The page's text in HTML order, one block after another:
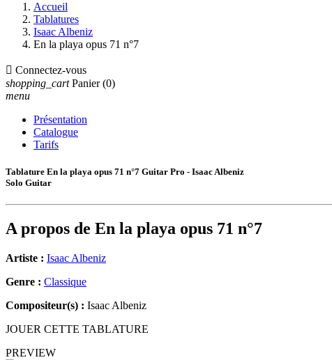
Accueil
Tablatures
Isaac Albeniz
En la playa opus 71 n°7
 Connectez-vous
shopping_cart Panier (0)
menu
Présentation
Catalogue
Tarifs
Tablature En la playa opus 71 n°7 Guitar Pro - Isaac Albeniz
Solo Guitar
A propos de En la playa opus 71 n°7
Artiste : Isaac Albeniz
Genre : Classique
Compositeur(s) : Isaac Albeniz
JOUER CETTE TABLATURE
PREVIEW